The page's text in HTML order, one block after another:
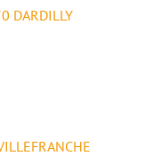
DARDILLY